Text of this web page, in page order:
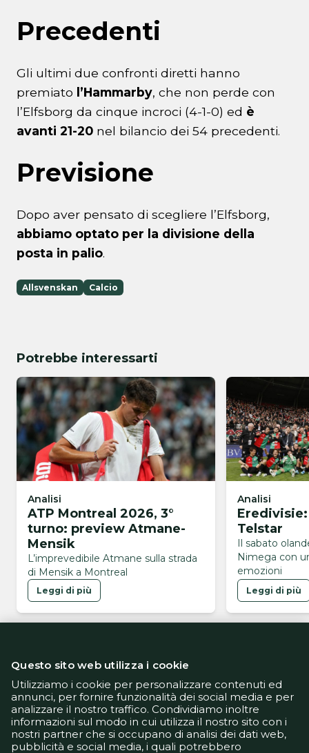
Precedenti
Gli ultimi due confronti diretti hanno
premiato l’Hammarby, che non perde con
l’Elfsborg da cinque incroci (4-1-0) ed è
avanti 21-20 nel bilancio dei 54 precedenti.
Previsione
Dopo aver pensato di scegliere l’Elfsborg,
abbiamo optato per la divisione della
posta in palio.
Allsvenskan Calcio
Potrebbe interessarti
Analisi
ATP Montreal 2026, 3°
turno: preview Atmane-
Mensik
L’imprevedibile Atmane sulla strada
di Mensik a Montreal
Leggi di più
Analisi
Telstar
Il sabato
Nimega con
emozioni
Leggi di più
Informativa Privacy
Informativa Cookie
Tech App
Questo sito web utilizza i cookie
Utilizziamo i cookie per personalizzare contenuti ed
annunci, per fornire funzionalità dei social media e per
analizzare il nostro traffico. Condividiamo inoltre
informazioni sul modo in cui utilizza il nostro sito con i
nostri partner che si occupano di analisi dei dati web,
pubblicità e social media, i quali potrebbero